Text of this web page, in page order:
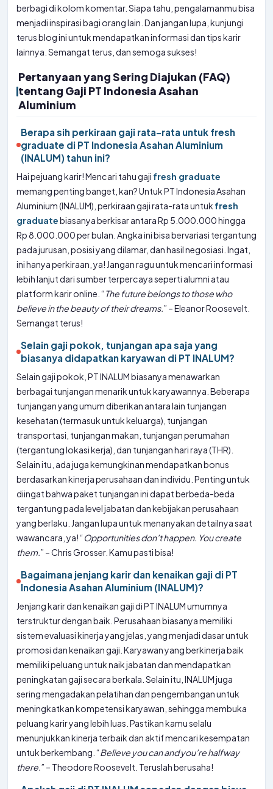
berbagi di kolom komentar. Siapa tahu, pengalamanmu bisa
menjadi inspirasi bagi orang lain. Dan jangan lupa, kunjungi
terus blog ini untuk mendapatkan informasi dan tips karir
lainnya. Semangat terus, dan semoga sukses!
Pertanyaan yang Sering Diajukan (FAQ)
tentang Gaji PT Indonesia Asahan
Aluminium
Berapa sih perkiraan gaji rata-rata untuk fresh
graduate di PT Indonesia Asahan Aluminium
(INALUM) tahun ini?
Hai pejuang karir! Mencari tahu gaji fresh graduate
memang penting banget, kan? Untuk PT Indonesia Asahan
Aluminium (INALUM), perkiraan gaji rata-rata untuk fresh
graduatebiasanya berkisar antara Rp 5.000.000 hingga
Rp 8.000.000 per bulan. Angka ini bisa bervariasi tergantung
pada jurusan, posisi yang dilamar, dan hasil negosiasi. Ingat,
ini hanya perkiraan, ya! Jangan ragu untuk mencari informasi
lebih lanjut dari sumber terpercaya seperti alumni atau
platform karir online. “The future belongs to those who
believe in the beauty of their dreams.” – Eleanor Roosevelt.
Semangat terus!
Selain gaji pokok, tunjangan apa saja yang
biasanya didapatkan karyawan di PT INALUM?
Selain gaji pokok, PT INALUM biasanya menawarkan
berbagai tunjangan menarik untuk karyawannya. Beberapa
tunjangan yang umum diberikan antara lain tunjangan
kesehatan (termasuk untuk keluarga), tunjangan
transportasi, tunjangan makan, tunjangan perumahan
(tergantung lokasi kerja), dan tunjangan hari raya (THR).
Selain itu, ada juga kemungkinan mendapatkan bonus
berdasarkan kinerja perusahaan dan individu. Penting untuk
diingat bahwa paket tunjangan ini dapat berbeda-beda
tergantung pada level jabatan dan kebijakan perusahaan
yang berlaku. Jangan lupa untuk menanyakan detailnya saat
wawancara, ya! “Opportunities don’t happen. You create
them.” – Chris Grosser. Kamu pasti bisa!
Bagaimana jenjang karir dan kenaikan gaji di PT
Indonesia Asahan Aluminium (INALUM)?
Jenjang karir dan kenaikan gaji di PT INALUM umumnya
terstruktur dengan baik. Perusahaan biasanya memiliki
sistem evaluasi kinerja yang jelas, yang menjadi dasar untuk
promosi dan kenaikan gaji. Karyawan yang berkinerja baik
memiliki peluang untuk naik jabatan dan mendapatkan
peningkatan gaji secara berkala. Selain itu, INALUM juga
sering mengadakan pelatihan dan pengembangan untuk
meningkatkan kompetensi karyawan, sehingga membuka
peluang karir yang lebih luas. Pastikan kamu selalu
menunjukkan kinerja terbaik dan aktif mencari kesempatan
untuk berkembang. “Believe you can and you’re halfway
there.” – Theodore Roosevelt. Teruslah berusaha!